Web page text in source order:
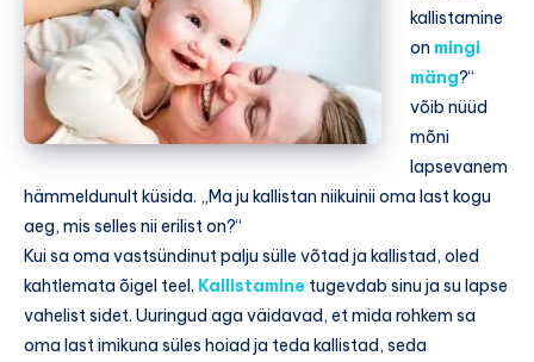
kallistamine
on mingi
mäng?“
võib nüüd
mõni
lapsevanem
hämmeldunult küsida. „Ma ju kallistan niikuinii oma last kogu
aeg, mis selles nii erilist on?“
Kui sa oma vastsündinut palju sülle võtad ja kallistad, oled
kahtlemata õigel teel. Kallistamine tugevdab sinu ja su lapse
vahelist sidet. Uuringud aga väidavad, et mida rohkem sa
oma last imikuna süles hoiad ja teda kallistad, seda